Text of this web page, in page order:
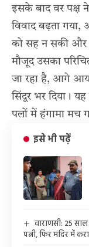
इसके बाद वर पक्ष
विवाद बढ़ता गया,
को सह न सकी और
मौजूद उसका
जा रहा है, आगे
सिंदूर भर दिया।
पलों में हंगामा मच
इसे भी पढ़ें
वाराणसी: 25
पत्नी, फिर मंदिर में